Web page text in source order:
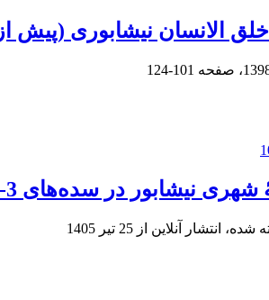
الانسان نیشابوری (پیش از 521ق)
101-124
در سده‌های 3-4ه.ق بر پایۀ کتیبه‌های کوفی سفال
شده، انتشار آنلاین از 25 تیر 1405